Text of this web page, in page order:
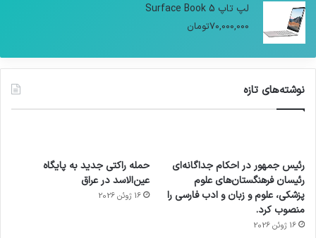
لپ تاپ Surface Book 5
70,000,000تومان
نوشته‌های تازه
رئیس جمهور در احکام جداگانه‌ای
رئیسان فرهنگستان‌های علوم
پزشکی، علوم و زبان و ادب فارسی را
منصوب کرد.
16 ژوئن 2026
حمله راکتی جدید به پایگاه
عین‌الاسد در عراق
16 ژوئن 2026